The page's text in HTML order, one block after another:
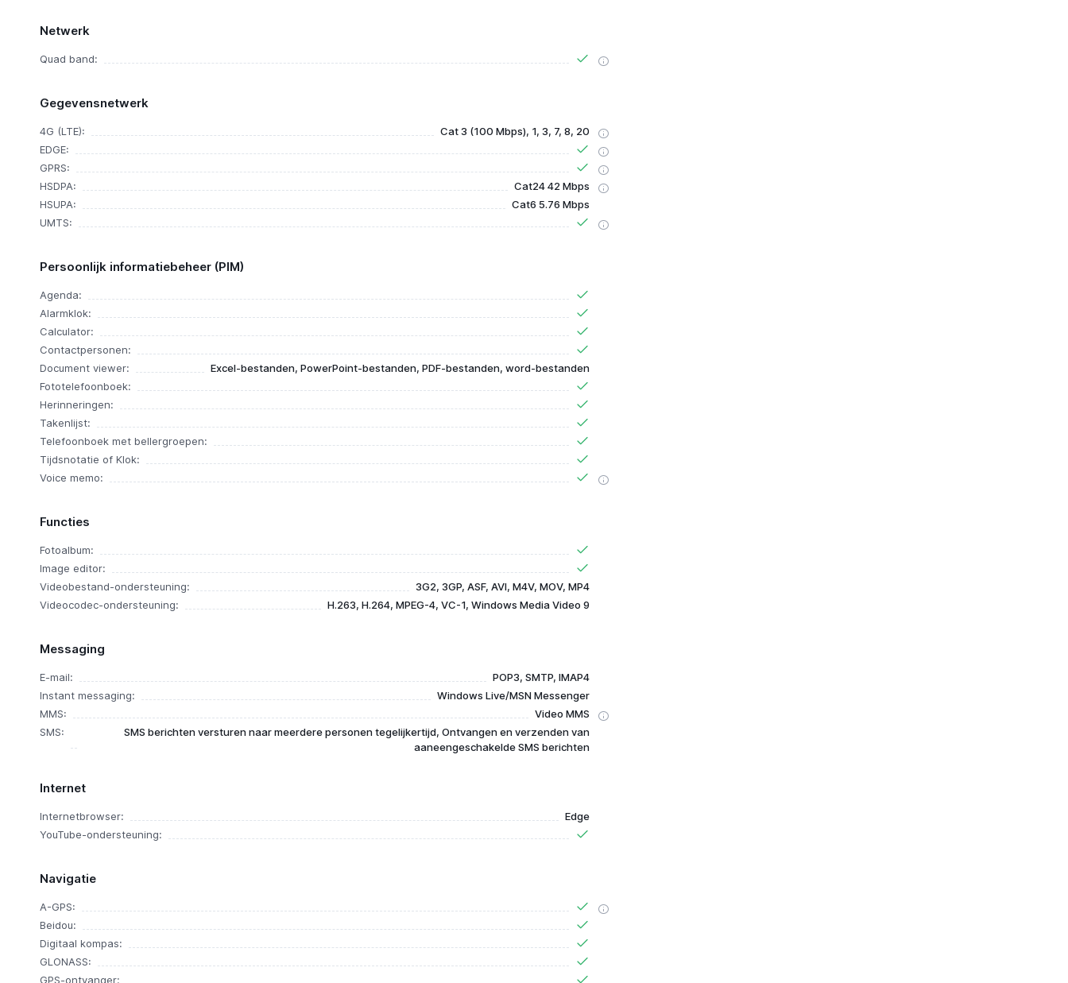
Netwerk
Quad band:
Gegevensnetwerk
4G (LTE):
Cat 3 (100 Mbps), 1, 3, 7, 8, 20
EDGE:
GPRS:
HSDPA:
Cat24 42 Mbps
HSUPA:
Cat6 5.76 Mbps
UMTS:
Persoonlijk informatiebeheer (PIM)
Agenda:
Alarmklok:
Calculator:
Contactpersonen:
Document viewer:
Excel-bestanden, PowerPoint-bestanden, PDF-bestanden, word-bestanden
Fototelefoonboek:
Herinneringen:
Takenlijst:
Telefoonboek met bellergroepen:
Tijdsnotatie of Klok:
Voice memo:
Functies
Fotoalbum:
Image editor:
Videobestand-ondersteuning:
3G2, 3GP, ASF, AVI, M4V, MOV, MP4
Videocodec-ondersteuning:
H.263, H.264, MPEG-4, VC-1, Windows Media Video 9
Messaging
E-mail:
POP3, SMTP, IMAP4
Instant messaging:
Windows Live/MSN Messenger
MMS:
Video MMS
SMS:
SMS berichten versturen naar meerdere personen tegelijkertijd, Ontvangen en verzenden van
aaneengeschakelde SMS berichten
Internet
Internetbrowser:
Edge
YouTube-ondersteuning:
Navigatie
A-GPS:
Beidou:
Digitaal kompas:
GLONASS:
GPS-ontvanger: